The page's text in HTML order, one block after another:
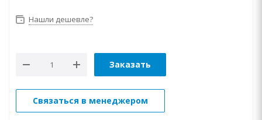
Нашли дешевле?
Заказать
Связаться в менеджером